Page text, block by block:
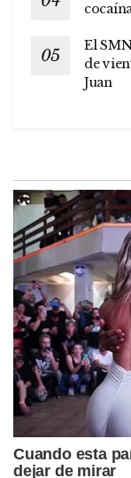
El
de
Juan